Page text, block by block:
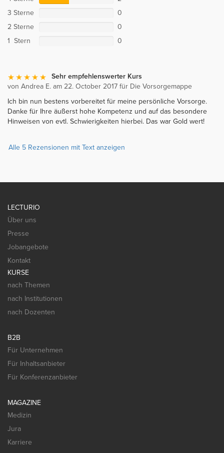
3 Sterne
0
2 Sterne
0
1 Stern
0
Sehr empfehlenswerter Kurs
von Andrea E. am 22. October 2017 für Die Vorsorgemappe
Ich bin nun bestens vorbereitet für meine persönliche Vorsorge.
Danke für Ihre äußerst hohe Kompetenz und auf das besondere
Hinweisen von evtl. Schwierigkeiten hierbei. Das war Gold wert!
Alle 5 Rezensionen mit Text anzeigen
LECTURIO
Über uns
Presse
Jobangebote
Kontakt
KURSE
nach Themen
nach Institutionen
nach Dozenten
B2B
Für Unternehmen
Für Inhaltsanbieter
Für Konferenzanbieter
MAGAZINE
Medizin
Jura
Karriere